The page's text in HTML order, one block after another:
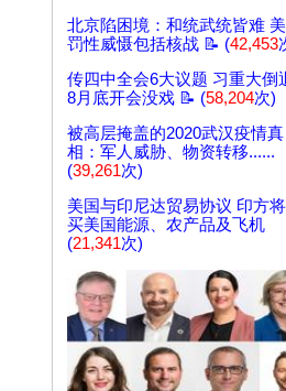
北京陷困境：和统武统皆难
罚性威慑包括核战 📝 (42,453
传四中全会6大议题 习重大倒
8月底开会没戏 📝 (58,204次)
被高层掩盖的2020武汉疫情真
相：军人威胁、物资转移......
(39,261次)
美国与印尼达贸易协议 印方
买美国能源、农产品及飞机
(21,341次)